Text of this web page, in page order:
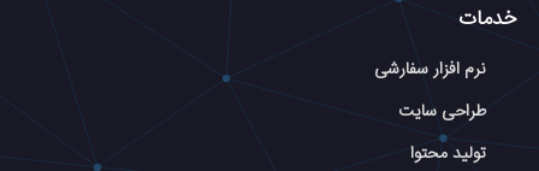
خدمات
نرم افزار سفارشی
طراحی سایت
تولید محتوا